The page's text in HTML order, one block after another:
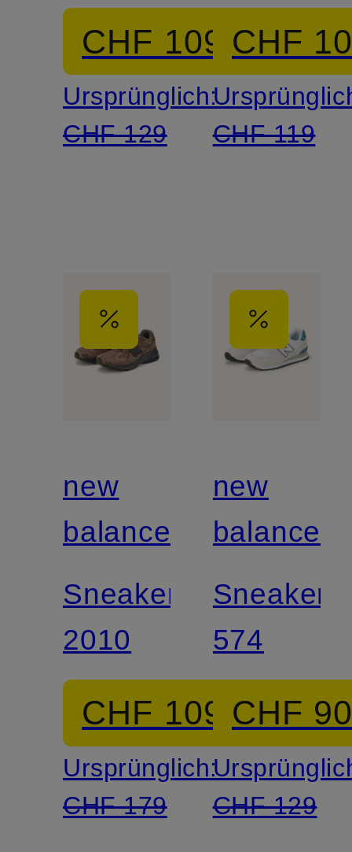
CHF 109
Ursprünglich:
CHF 129
CHF
CHF 119
new
balance
Sneaker
2010
CHF 109
Ursprünglich:
CHF 179
new
balance
Sneaker
574
CHF
CHF 129